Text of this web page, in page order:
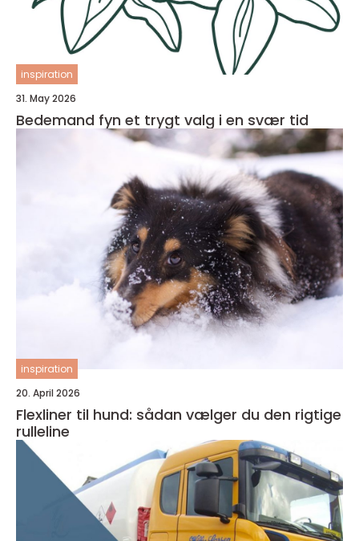
inspiration
31. May 2026
Bedemand fyn et trygt valg i en svær tid
inspiration
20. April 2026
Flexliner til hund: sådan vælger du den rigtige
rulleline